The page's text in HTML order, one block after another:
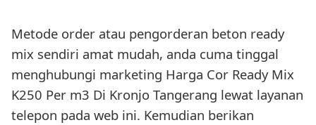
Metode order atau pengorderan beton ready
mix sendiri amat mudah, anda cuma tinggal
menghubungi marketing Harga Cor Ready Mix
K250 Per m3 Di Kronjo Tangerang lewat layanan
telepon pada web ini. Kemudian berikan